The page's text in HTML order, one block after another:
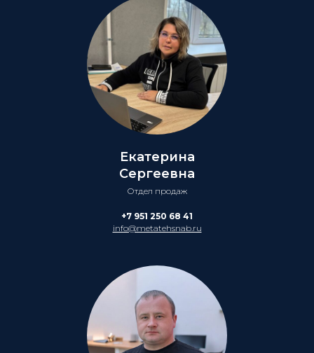
Екатерина
Сергеевна
Отдел продаж
+7 951 250 68 41
info@metatehsnab.ru